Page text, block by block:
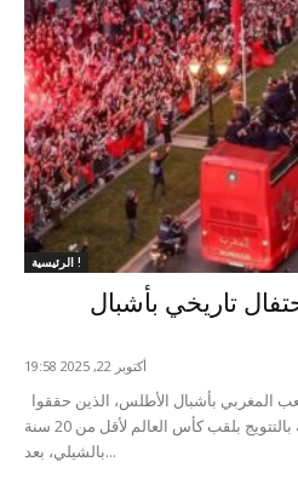
الرئيسية !
تاريخي بأشبال
أكتوبر 22, 2025 19:58
إنجازا تاريخيا للكرة المغربية بالتتويج بلقب كأس العالم لأقل من 20 سنة
بالشيلي، بعد...